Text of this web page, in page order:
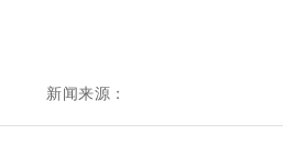
新闻来源：